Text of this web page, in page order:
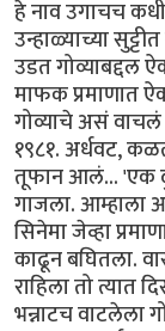
हे नाव उगाचच
उन्हाळ्याच्या
उडत गोव्याबद्दल
माफक प्रमाणात
गोव्याचे असं वाचलं
१९८१. अर्धवट,
तूफान आलं... 'एक
गाजला. आम्हाला
सिनेमा जेव्हा
काढून बघितला.
राहिला तो त्यात
भन्नाटच वाटलेला